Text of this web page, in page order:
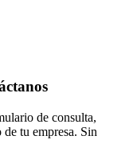
de consulta,
tu empresa. Sin